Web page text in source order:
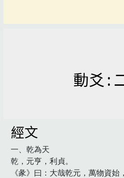
動爻 :
經文
一、乾為天
乾，元亨，利貞。
《彖》曰：大哉乾元，萬物資